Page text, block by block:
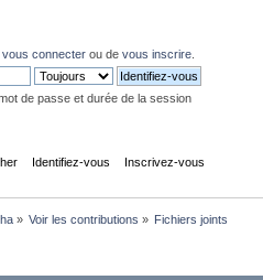
vous connecter ou de vous inscrire
de passe et durée de la session
Identifiez-vous Inscrivez-vous
» Voir les contributions » Fichiers joints